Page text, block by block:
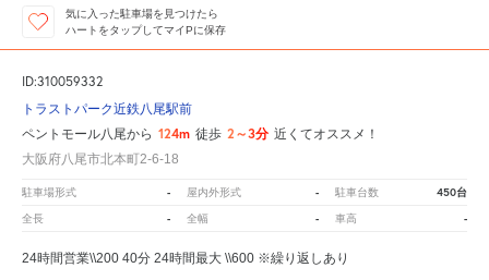
気に入った駐車場を見つけたら
ハートをタップしてマイPに保存
ID:310059332
トラストパーク近鉄八尾駅前
ペントモール八尾から 124m 徒歩 2～3分 近くてオススメ！
大阪府八尾市北本町2-6-18
駐車場形式 - 屋内外形式 - 駐車台数 450台
全長 - 全幅 - 車高 -
24時間営業\\200 40分 24時間最大 \\600 ※繰り返しあり